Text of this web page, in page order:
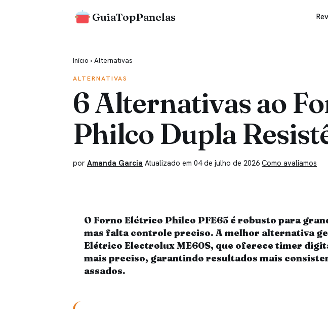
GuiaTopPanelas
Início › Alternativas
ALTERNATIVAS
6 Alternativas ao
Philco Dupla
por Amanda Garcia Atualizado em 04 de julho de 2026 Como avaliamos
O Forno Elétrico Philco PFE65 é robusto para
mas falta controle preciso. A melhor alternativa
Elétrico Electrolux ME60S, que oferece timer
mais preciso, garantindo resultados mais
assados.